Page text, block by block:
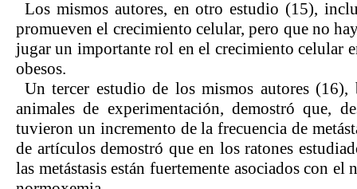
Los mismos autores, en otro estudio (15),
promueven el crecimiento celular, pero que no
jugar un importante rol en el crecimiento celular
obesos.
Un tercer estudio de los mismos autores
animales de experimentación, demostró que,
tuvieron un incremento de la frecuencia de
de artículos demostró que en los ratones
las metástasis están fuertemente asociados con